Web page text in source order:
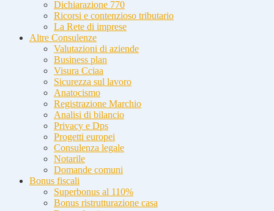
Dichiarazione 770
Ricorsi e contenzioso tributario
La Rete di imprese
Altre Consulenze
Valutazioni di aziende
Business plan
Visura Cciaa
Sicurezza sul lavoro
Anatocismo
Registrazione Marchio
Analisi di bilancio
Privacy e Dps
Progetti europei
Consulenza legale
Notarile
Domande comuni
Bonus fiscali
Superbonus al 110%
Bonus ristrutturazione casa